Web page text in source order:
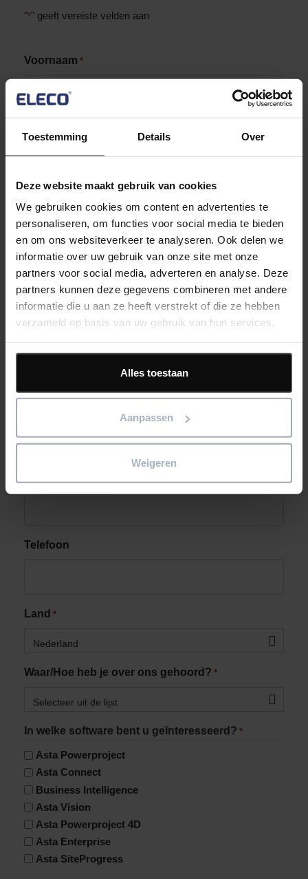
Toestemming Details Over
Deze website maakt gebruik van cookies
We gebruiken cookies om content en advertenties te
personaliseren, om functies voor social media te bieden
en om ons websiteverkeer te analyseren. Ook delen we
informatie over uw gebruik van onze site met onze
partners voor social media, adverteren en analyse. Deze
partners kunnen deze gegevens combineren met andere
informatie die u aan ze heeft verstrekt of die ze hebben
verzameld op basis van uw gebruik van hun services.
Alles toestaan
Aanpassen
Weigeren
"*" geeft vereiste velden aan
Voornaam *
Bedrijf
Telefoon
Land *
Nederland
Waar/Hoe heb je over ons gehoord? *
Selecteer uit de lijst
In welke software bent u geïnteresseerd? *
Asta Powerproject
Asta Connect
Business Intelligence
Asta Vision
Asta Powerproject 4D
Asta Enterprise
Asta SiteProgress